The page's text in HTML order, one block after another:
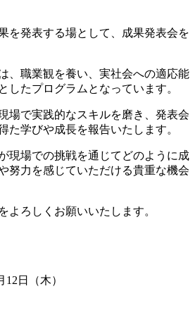
を発表する場として、成果発表会を
、職業観を養い、実社会への適応能
したプログラムとなっています。
場で実践的なスキルを磨き、発表会
た学びや成長を報告いたします。
現場での挑戦を通じてどのように成
努力を感じていただける貴重な機会
よろしくお願いいたします。
12日（木）